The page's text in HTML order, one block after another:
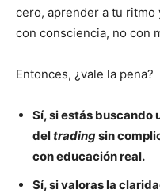
cero, aprender a tu
con consciencia, no con
Entonces, ¿vale la pena?
Sí, si estás buscando
deltradingsin
con educación real.
Sí, si valoras la